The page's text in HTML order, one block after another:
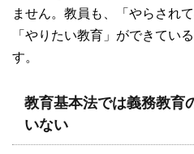
ません。教員も、「やらされ
「やりたい教育」ができてい
す。
教育基本法では義務教育
いない